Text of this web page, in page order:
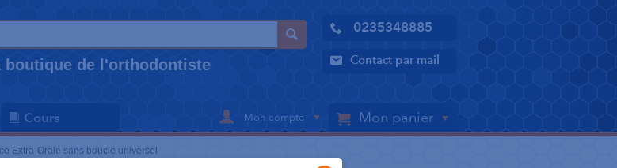
boutique de l'orthodontiste
0235348885
Contact par mail
Cours Mon compte Mon panier
Extra-Orale sans boucle universel